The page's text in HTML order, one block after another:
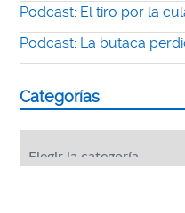
Podcast: El tiro por la
Podcast: La butaca
Categorías